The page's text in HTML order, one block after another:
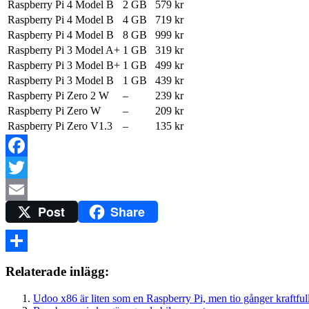
Raspberry Pi 4 Model B 2 GB
579 kr
Raspberry Pi 4 Model B
4 GB
719 kr
Raspberry Pi 4 Model B
8 GB
999 kr
Raspberry Pi 3 Model A+ 1 GB
319 kr
Raspberry Pi 3 Model B+ 1 GB
499 kr
Raspberry Pi 3 Model B
1 GB
439 kr
Raspberry Pi Zero 2 W
–
239 kr
Raspberry Pi Zero W
–
209 kr
Raspberry Pi Zero V1.3
– 135 kr
Facebook
Twitter
Email
Post Share
Relaterade inlägg:
Udoo x86 är liten som en Raspberry Pi, men tio gånger